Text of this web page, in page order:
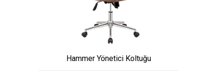
Hammer Yönetici Koltuğu